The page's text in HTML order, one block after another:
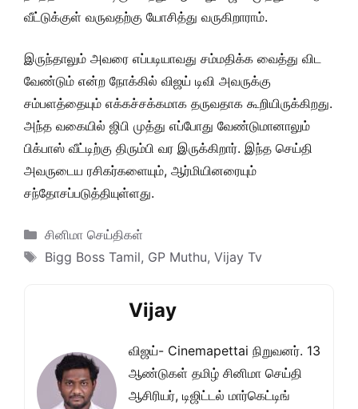
வீட்டுக்குள் வருவதற்கு யோசித்து வருகிறாராம்.
இருந்தாலும் அவரை எப்படியாவது சம்மதிக்க வைத்து விட
வேண்டும் என்ற நோக்கில் விஜய் டிவி அவருக்கு
சம்பளத்தையும் எக்கச்சக்கமாக தருவதாக கூறியிருக்கிறது.
அந்த வகையில் ஜிபி முத்து எப்போது வேண்டுமானாலும்
பிக்பாஸ் வீட்டிற்கு திரும்பி வர இருக்கிறார். இந்த செய்தி
அவருடைய ரசிகர்களையும், ஆர்மியினரையும்
சந்தோசப்படுத்தியுள்ளது.
Categories
சினிமா செய்திகள்
Tags
Bigg Boss Tamil, GP Muthu, Vijay Tv
Vijay
விஜய்- Cinemapettai நிறுவனர். 13
ஆண்டுகள் தமிழ் சினிமா செய்தி
ஆசிரியர், டிஜிட்டல் மார்கெட்டிங்